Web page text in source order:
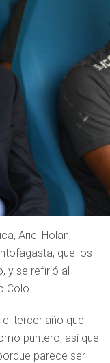
Ariel Holan,
que los
y se refirió al
Colo.
tercer año que
puntero, así que
parece ser